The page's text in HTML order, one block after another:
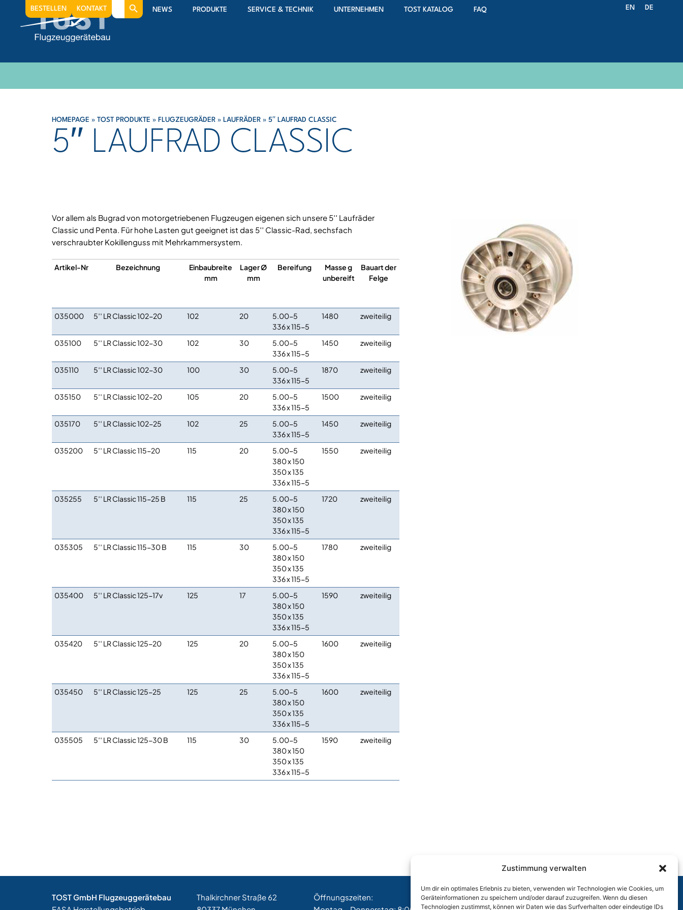
Zustimmung verwalten
Um dir ein optimales Erlebnis zu bieten, verwenden wir Technologien wie Cookies, um
Geräteinformationen zu speichern und/oder darauf zuzugreifen. Wenn du diesen
Technologien zustimmst, können wir Daten wie das Surfverhalten oder eindeutige IDs
NEWS PRODUKTE SERVICE & TECHNIK UNTERNEHMEN TOST KATALOG FAQ
BESTELLEN KONTAKT
Search
for:
EN DE
HOMEPAGE » TOST PRODUKTE » FLUGZEUGRÄDER » LAUFRÄDER » 5′′ LAUFRAD CLASSIC
5′′ LAUFRAD CLASSIC
Vor allem als Bugrad von motorgetriebenen Flugzeugen eigenen sich unsere 5′′ Laufräder
Classic und Penta. Für hohe Lasten gut geeignet ist das 5′′ Classic-Rad, sechsfach
verschraubter Kokillenguss mit Mehrkammersystem.
Artikel-Nr Bezeichnung
Einbaubreite
mm
Lager Ø
mm
Bereifung
Masse g
unbereift
Bauart der
Felge
035000 5′′ LR Classic 102-20 102 20
5.00-5
336 x 115-5
1480 zweiteilig
035100 5′′ LR Classic 102-30 102 30
5.00-5
336 x 115-5
1450 zweiteilig
035110 5′′ LR Classic 102-30 100 30
5.00-5
336 x 115-5
1870 zweiteilig
035150 5′′ LR Classic 102-20 105 20
5.00-5
336 x 115-5
1500 zweiteilig
035170 5′′ LR Classic 102-25 102 25
5.00-5
336 x 115-5
1450 zweiteilig
035200 5′′ LR Classic 115-20 115 20
5.00-5
380 x 150
350 x 135
336 x 115-5
1550 zweiteilig
035255 5′′ LR Classic 115-25 B 115 25
5.00-5
380 x 150
350 x 135
336 x 115-5
1720 zweiteilig
035305 5′′ LR Classic 115-30 B 115 30
5.00-5
380 x 150
350 x 135
336 x 115-5
1780 zweiteilig
035400 5′′ LR Classic 125-17v 125 17
5.00-5
380 x 150
350 x 135
336 x 115-5
1590 zweiteilig
035420 5′′ LR Classic 125-20 125 20
5.00-5
380 x 150
350 x 135
336 x 115-5
1600 zweiteilig
035450 5′′ LR Classic 125-25 125 25
5.00-5
380 x 150
350 x 135
336 x 115-5
1600 zweiteilig
035505 5′′ LR Classic 125-30 B 115 30
5.00-5
380 x 150
350 x 135
336 x 115-5
1590 zweiteilig
TOST GmbH Flugzeuggerätebau
Thalkirchner Straße 62
Öffnungszeiten: